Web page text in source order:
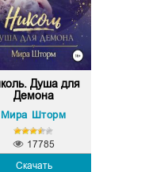
Душа для
Демона
Мира Шторм
Скачать
17785